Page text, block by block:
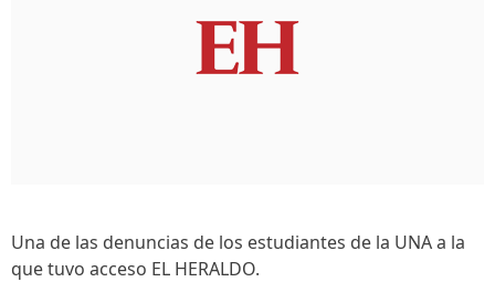
Una de las denuncias de los estudiantes de la UNA a la
que tuvo acceso EL HERALDO.